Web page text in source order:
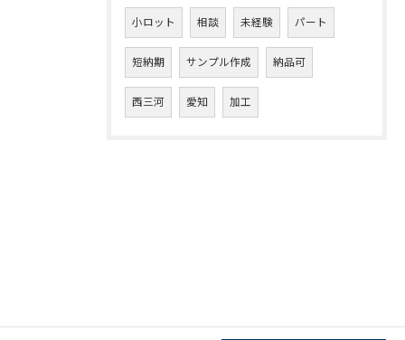
小ロット 相談 未経験 パート
短納期 サンプル作成 納品可
西三河 愛知 加工